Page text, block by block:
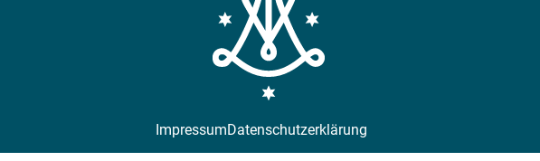
ImpressumDatenschutzerklärung